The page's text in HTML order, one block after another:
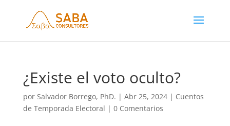
¿Existe el voto oculto?
por Salvador Borrego, PhD. | Abr 25, 2024| Cuentos
de Temporada Electoral | 0 Comentarios